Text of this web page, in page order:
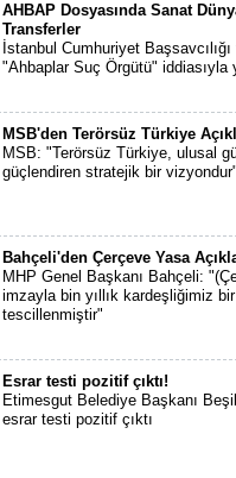
AHBAP Dosyasında Sanat
Transferler
İstanbul Cumhuriyet Başsavcılığı
"Ahbaplar Suç Örgütü" iddiasıyla
MSB'den Terörsüz Türkiye
MSB: "Terörsüz Türkiye, ulusal
güçlendiren stratejik bir vizyondur"
Bahçeli'den Çerçeve Yasa
MHP Genel Başkanı Bahçeli:
imzayla bin yıllık kardeşliğimiz
tescillenmiştir"
Esrar testi pozitif çıktı!
Etimesgut Belediye Başkanı
esrar testi pozitif çıktı